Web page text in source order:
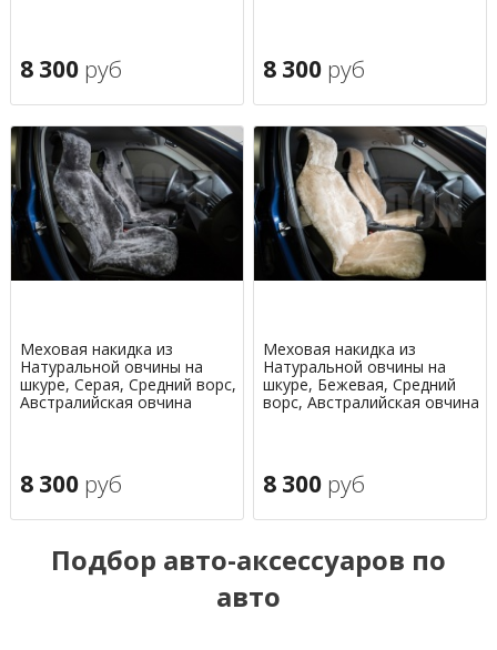
8 300 руб 8 300 руб
Меховая накидка из
Натуральной овчины на
шкуре, Серая, Средний ворс,
Австралийская овчина
8 300 руб
Меховая накидка из
Натуральной овчины на
шкуре, Бежевая, Средний
ворс, Австралийская овчина
8 300 руб
Подбор авто-аксессуаров по
авто